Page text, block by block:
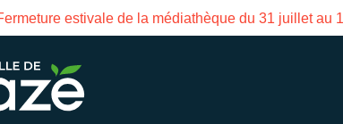
estivale de la médiathèque du 31 juillet au